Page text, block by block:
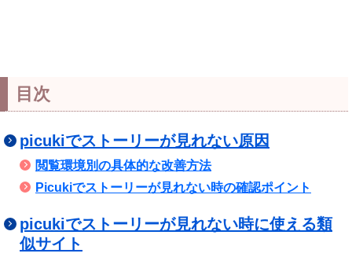
目次
picukiでストーリーが見れない原因
閲覧環境別の具体的な改善方法
Picukiでストーリーが見れない時の確認ポイント
picukiでストーリーが見れない時に使える類
似サイト